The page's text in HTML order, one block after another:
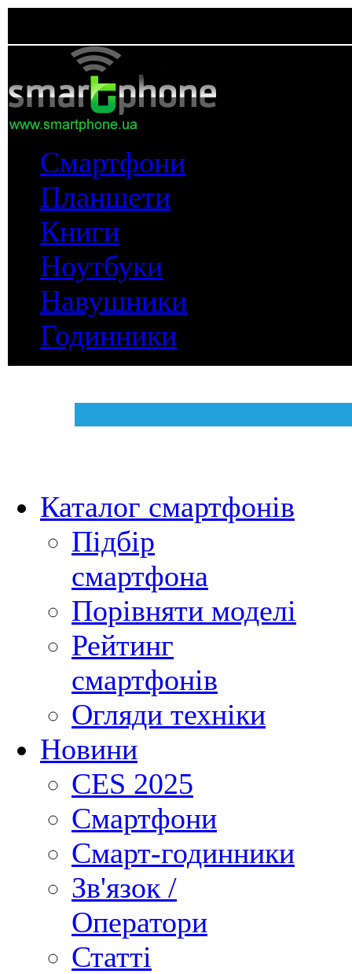
Смартфони
Планшети
Книги
Ноутбуки
Навушники
Годинники
Каталог смартфонів
Підбір
смартфона
Порівняти моделі
Рейтинг
смартфонів
Огляди техніки
Новини
CES 2025
Смартфони
Смарт-годинники
Зв'язок /
Оператори
Статті